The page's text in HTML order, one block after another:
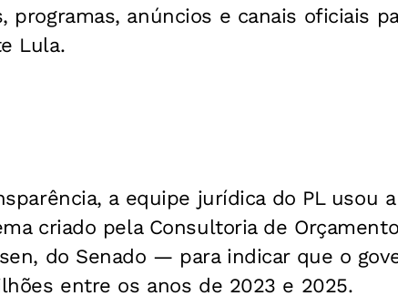
programas, anúncios e canais oficiais
Lula.
a equipe jurídica do PL usou
criado pela Consultoria de
do Senado — para indicar que o
entre os anos de 2023 e 2025.